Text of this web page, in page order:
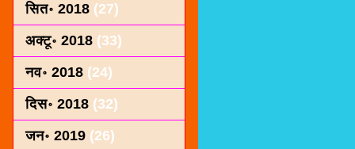
सित॰ 2018 (27)
अक्टू॰ 2018 (33)
नव॰ 2018 (24)
दिस॰ 2018 (32)
जन॰ 2019 (26)